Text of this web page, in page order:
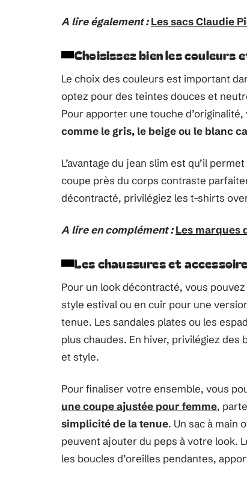
A lire également : Les sacs Claudie
Choisissez bien les couleurs
Le choix des couleurs est important
optez pour des teintes douces et
Pour apporter une touche
comme le gris, le beige ou le blanc
L’avantage du jean slim est qu’il
coupe près du corps contraste
décontracté, privilégiez les t-shirts
A lire en complément : Les marques
Les chaussures et
Pour un look décontracté, vous
style estival ou en cuir pour une
tenue. Les sandales plates ou les
plus chaudes. En hiver, privilégiez
et style.
Pour finaliser votre ensemble, vous
une coupe ajustée pour femme,
simplicité de la tenue. Un sac à main
peuvent ajouter du peps à votre look.
les boucles d’oreilles pendantes,